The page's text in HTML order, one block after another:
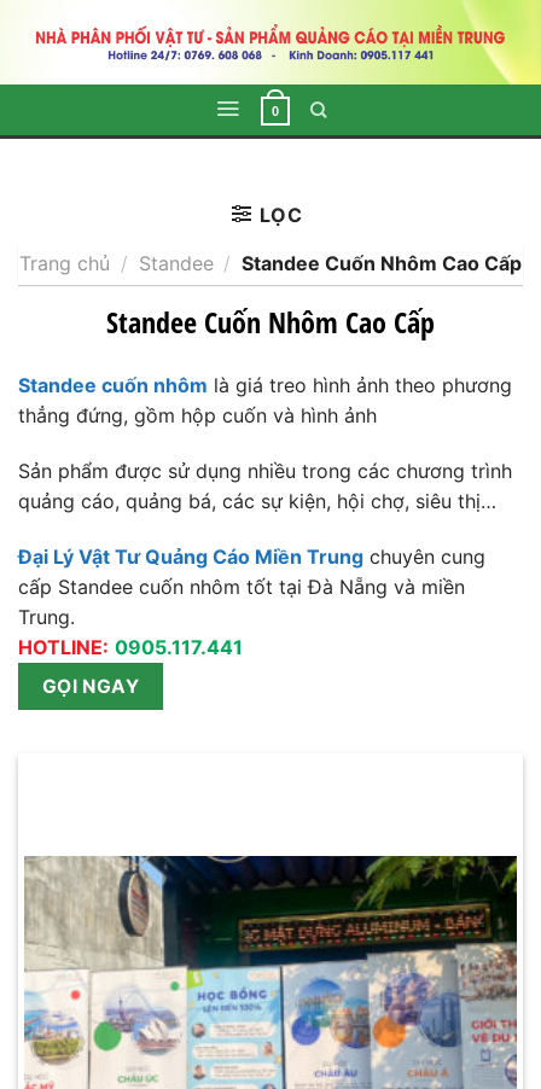
0
Standee Cuốn Nhôm Cao Cấp
Trang chủ / Standee / Standee Cuốn Nhôm Cao Cấp
LỌC
Standee cuốn nhôm là giá treo hình ảnh theo phương
thẳng đứng, gồm hộp cuốn và hình ảnh
Sản phẩm được sử dụng nhiều trong các chương trình
quảng cáo, quảng bá, các sự kiện, hội chợ, siêu thị…
Đại Lý Vật Tư Quảng Cáo Miền Trung chuyên cung
cấp Standee cuốn nhôm tốt tại Đà Nẵng và miền
Trung.
HOTLINE: 0905.117.441
GỌI NGAY